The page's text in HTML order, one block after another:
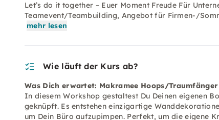
Let’s do it together – Euer Moment Freude Für
Teamevent/Teambuilding, Angebot für Firmen-/
mehr lesen
Wie läuft der Kurs ab?
Was Dich erwartet: Makramee Hoops/Traumfänger
In diesem Workshop gestaltest Du Deinen eigenen
geknüpft. Es entstehen einzigartige
um Dein Büro aufzupimpen. Perfekt, um die eigene